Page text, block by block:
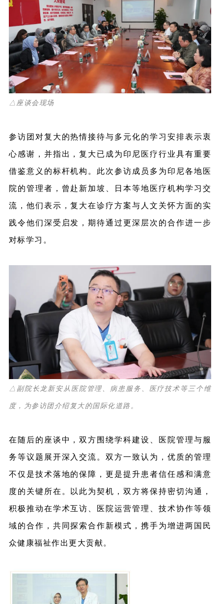
△座谈会现场
参访团对复大的热情接待与多元化的学习安排表示衷
心感谢，并指出，复大已成为印尼医疗行业具有重要
借鉴意义的标杆机构。此次参访成员多为印尼各地医
院的管理者，曾赴新加坡、日本等地医疗机构学习交
流，他们表示，复大在诊疗方案与人文关怀方面的实
践令他们深受启发，期待通过更深层次的合作进一步
对标学习。
△副院长龙新安从医院管理、病患服务、医疗技术等三个维
度，为参访团介绍复大的国际化道路。
在随后的座谈中，双方围绕学科建设、医院管理与服
务等议题展开深入交流。双方一致认为，优质的管理
不仅是技术落地的保障，更是提升患者信任感和满意
度的关键所在。以此为契机，双方将保持密切沟通，
积极推动在学术互访、医院运营管理、技术协作等领
域的合作，共同探索合作新模式，携手为增进两国民
众健康福祉作出更大贡献。